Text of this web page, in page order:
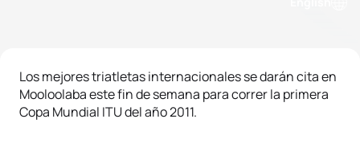
Los mejores triatletas internacionales se darán cita en
Mooloolaba este fin de semana para correr la primera
Copa Mundial ITU del año 2011.